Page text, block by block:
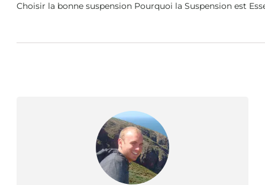
Choisir la bonne suspension Pourquoi la Suspension est